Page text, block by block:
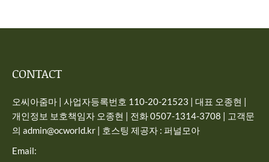
CONTACT
오씨아줌마 | 사업자등록번호 110-20-21523 | 대표 오종현 |
개인정보 보호책임자 오종현 | 전화 0507-1314-3708 | 고객문
의 admin@ocworld.kr | 호스팅 제공자 : 퍼널모아
Email: